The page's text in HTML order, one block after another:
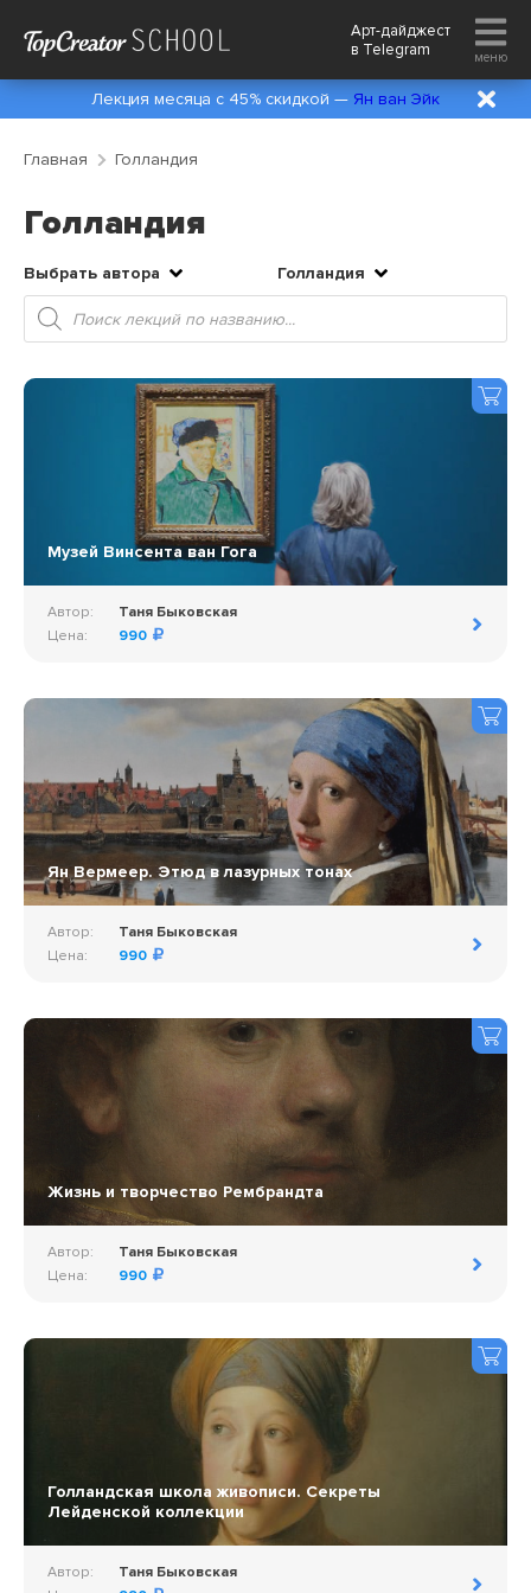
Арт-дайджест
в Telegram меню
Лекция месяца с 45% скидкой — Ян ван Эйк
Главная Голландия
Голландия
Выбрать автора
Голландия
Поиск
товаров
Музей Винсента ван Гога
Автор:
Таня Быковская
Цена:
990
Ян Вермеер. Этюд в лазурных тонах
Автор:
Таня Быковская
Цена:
990
Жизнь и творчество Рембрандта
Автор:
Таня Быковская
Цена:
990
Голландская школа живописи. Секреты
Лейденской коллекции
Автор:
Таня Быковская